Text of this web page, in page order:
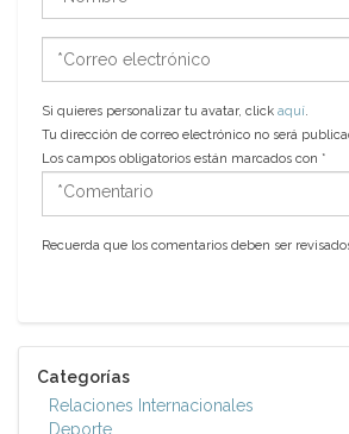
*Correo
electrónico
Si quieres personalizar tu avatar, click aquí.
Tu dirección de correo electrónico no será
Los campos obligatorios están marcados con *
*Comentario
Recuerda que los comentarios deben ser
Categorías
Relaciones Internacionales
Deporte